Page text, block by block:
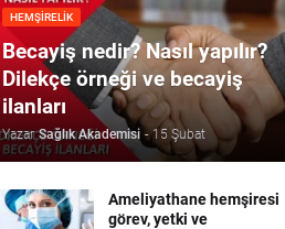
HEMŞIRELIK
Becayiş nedir? Nasıl yapılır?
Dilekçe örneği ve becayiş
ilanları
Yazar Sağlık Akademisi - 15 Şubat
Ameliyathane hemşiresi
görev, yetki ve